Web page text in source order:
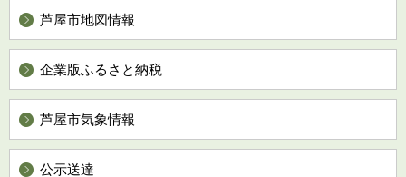
芦屋市地図情報
企業版ふるさと納税
芦屋市気象情報
公示送達